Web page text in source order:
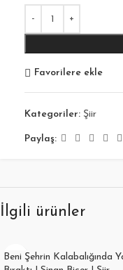
Favorilere ekle
Kategoriler: Şiir
Paylaş:
İlgili ürünler
Beni Şehrin Kalabalığında